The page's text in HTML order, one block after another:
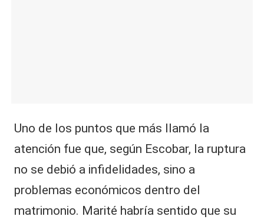
Uno de los puntos que más llamó la
atención fue que, según Escobar, la ruptura
no se debió a infidelidades, sino a
problemas económicos dentro del
matrimonio. Marité habría sentido que su